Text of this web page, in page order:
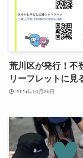
荒川区が発行！
リーフレットに見
2025年10月26日